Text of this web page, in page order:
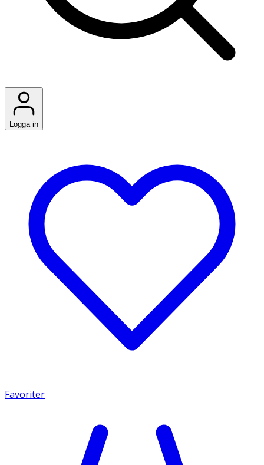
Logga in
Favoriter